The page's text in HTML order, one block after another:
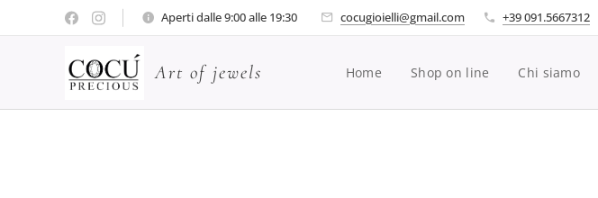
Aperti dalle 9:00 alle 19:30 cocugioielli@gmail.com +39 091.5667312
Art of jewels Home Shop on line Chi siamo